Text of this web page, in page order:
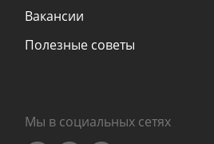
Вакансии
Полезные советы
Мы в социальных сетях